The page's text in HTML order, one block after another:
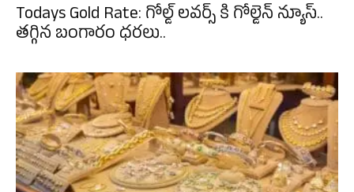
Todays Gold Rate: గోల్డ్ లవర్స్ కి గోల్డెన్ న్యూస్..
తగ్గిన బంగారం ధరలు..